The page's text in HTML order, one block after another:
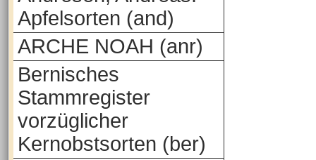
Apfelsorten (and)
ARCHE NOAH (anr)
Bernisches
Stammregister
vorzüglicher
Kernobstsorten (ber)